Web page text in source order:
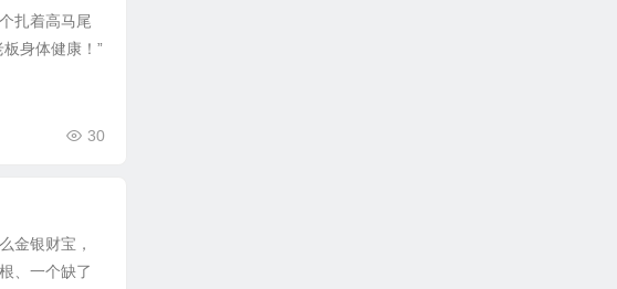
扎着高马尾
身体健康！”
30
金银财宝，
、一个缺了